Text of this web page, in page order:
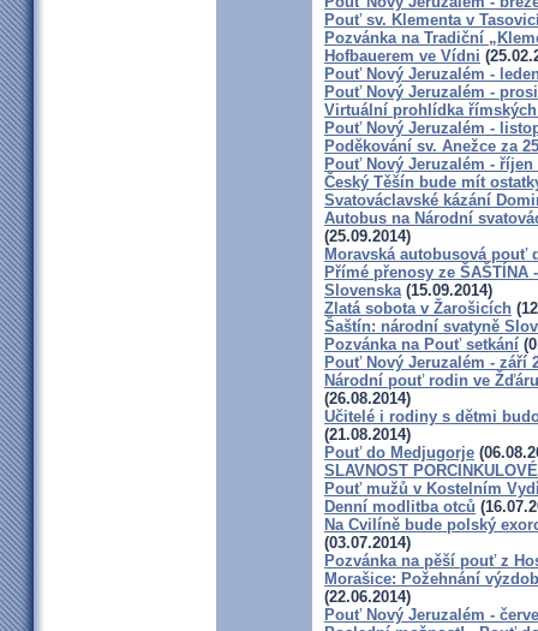
Pouť sv. Klementa v
Pozvánka na Tradiční
Hofbauerem ve Vídni
Pouť Nový Jeruzalém -
Pouť Nový Jeruzalém -
Virtuální prohlídka
Pouť Nový Jeruzalém -
Poděkování sv. Anežce za
Pouť Nový Jeruzalém - říjen
Český Těšín bude mít
Svatováclavské kázání
Autobus na Národní
(25.09.2014)
Moravská autobusová pouť
Přímé přenosy ze
Slovenska(15.09.2014)
Zlatá sobota v Žarošicích
Šaštín: národní svatyně
Pozvánka na Pouť setkání
Pouť Nový Jeruzalém - září
Národní pouť rodin ve
(26.08.2014)
Učitelé i rodiny s dětmi
(21.08.2014)
Pouť do Medjugorje
SLAVNOST
Pouť mužů v Kostelním
Denní modlitba otců
Na Cvilíně bude polský
(03.07.2014)
Pozvánka na pěší pouť z
Morašice: Požehnání
(22.06.2014)
Pouť Nový Jeruzalém -